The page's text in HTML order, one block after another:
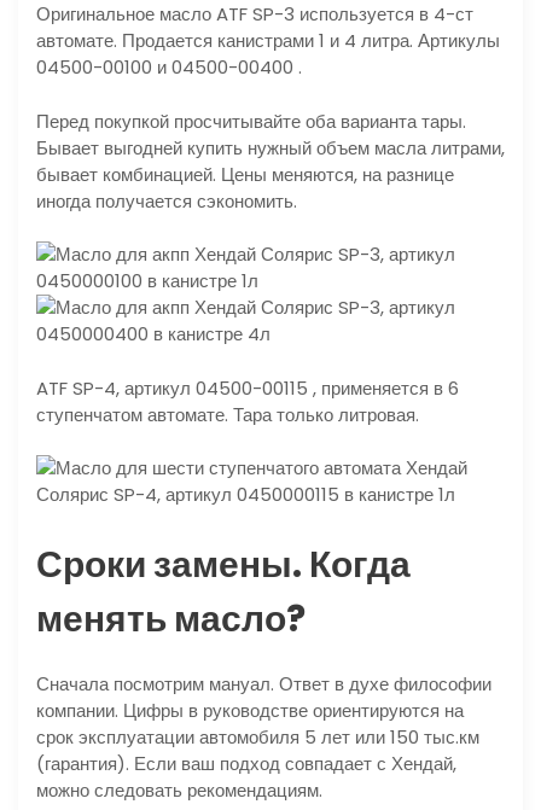
Оригинальное масло ATF SP-3 используется в 4-ст
автомате. Продается канистрами 1 и 4 литра. Артикулы
04500-00100 и 04500-00400 .
Перед покупкой просчитывайте оба варианта тары.
Бывает выгодней купить нужный объем масла литрами,
бывает комбинацией. Цены меняются, на разнице
иногда получается сэкономить.
ATF SP-4, артикул 04500-00115 , применяется в 6
ступенчатом автомате. Тара только литровая.
Сроки замены. Когда
менять масло?
Сначала посмотрим мануал. Ответ в духе философии
компании. Цифры в руководстве ориентируются на
срок эксплуатации автомобиля 5 лет или 150 тыс.км
(гарантия). Если ваш подход совпадает с Хендай,
можно следовать рекомендациям.